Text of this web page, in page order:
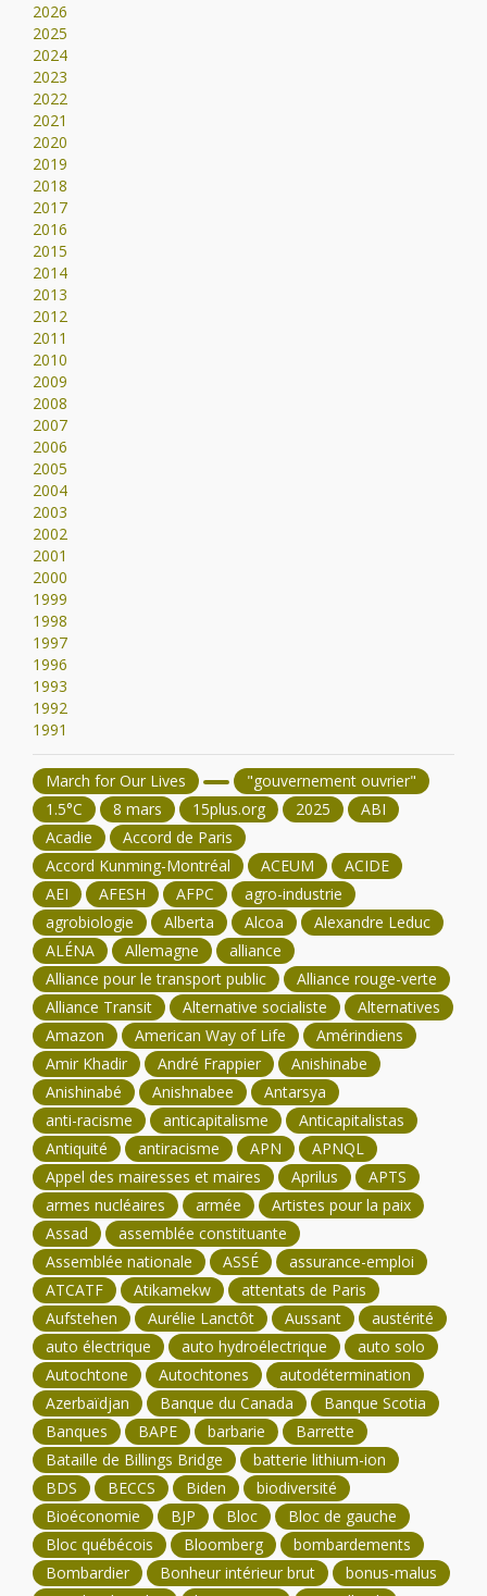
2026
2025
2024
2023
2022
2021
2020
2019
2018
2017
2016
2015
2014
2013
2012
2011
2010
2009
2008
2007
2006
2005
2004
2003
2002
2001
2000
1999
1998
1997
1996
1993
1992
1991
March for Our Lives
"gouvernement ouvrier"
1.5°C
8 mars 15plus.org 2025
ABI
Acadie
Accord de Paris
Accord Kunming-Montréal
ACEUM
ACIDE
AEI
AFESH AFPC
agro-industrie
agrobiologie
Alberta Alcoa
Alexandre Leduc
ALÉNA
Allemagne
alliance
Alliance pour le transport public
Alliance rouge-verte
Alliance Transit
Alternative socialiste
Alternatives
Amazon
American Way of Life
Amérindiens
Amir Khadir
André Frappier
Anishinabe
Anishinabé
Anishnabee
Antarsya
anti-racisme
anticapitalisme
Anticapitalistas
Antiquité
antiracisme APN
APNQL
Appel des mairesses et maires
Aprilus
APTS
armes nucléaires
armée
Artistes pour la paix
Assad
assemblée constituante
Assemblée nationale
ASSÉ
assurance-emploi
ATCATF
Atikamekw
attentats de Paris
Aufstehen
Aurélie Lanctôt Aussant
austérité
auto électrique
auto hydroélectrique
auto solo
Autochtone
Autochtones
autodétermination
Azerbaïdjan
Banque du Canada
Banque Scotia
Banques
BAPE barbarie
Barrette
Bataille de Billings Bridge
batterie lithium-ion
BDS
BECCS Biden
biodiversité
Bioéconomie
BJP Bloc
Bloc de gauche
Bloc québécois
Bloomberg
bombardements
Bombardier
Bonheur intérieur brut
bonus-malus